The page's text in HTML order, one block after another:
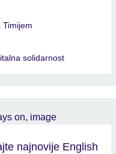
Timijem
solidarnost
najnovije English